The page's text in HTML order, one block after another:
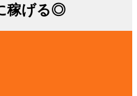
稼げる◎